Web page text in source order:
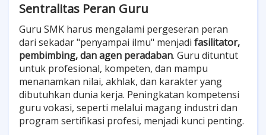
Sentralitas Peran Guru
Guru SMK harus mengalami pergeseran peran
dari sekadar "penyampai ilmu" menjadi fasilitator,
pembimbing, dan agen peradaban. Guru dituntut
untuk profesional, kompeten, dan mampu
menanamkan nilai, akhlak, dan karakter yang
dibutuhkan dunia kerja. Peningkatan kompetensi
guru vokasi, seperti melalui magang industri dan
program sertifikasi profesi, menjadi kunci penting.